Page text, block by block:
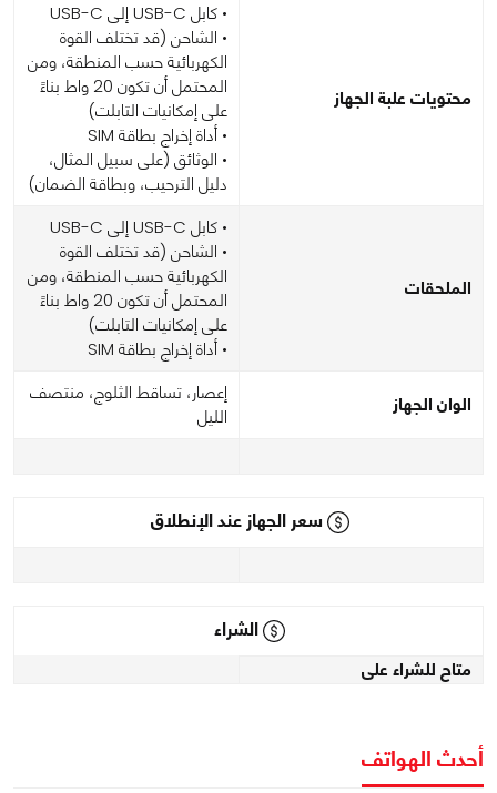
محتويات علبة الجهاز
• كابل USB-C إلى USB-C
• الشاحن (قد تختلف القوة
الكهربائية حسب المنطقة، ومن
المحتمل أن تكون 20 واط بناءً
على إمكانيات التابلت)
• أداة إخراج بطاقة SIM
• الوثائق (على سبيل المثال،
دليل الترحيب، وبطاقة الضمان)
الملحقات
• كابل USB-C إلى USB-C
• الشاحن (قد تختلف القوة
الكهربائية حسب المنطقة، ومن
المحتمل أن تكون 20 واط بناءً
على إمكانيات التابلت)
• أداة إخراج بطاقة SIM
الوان الجهاز
إعصار، تساقط الثلوج، منتصف
الليل
سعر الجهاز عند الإنطلاق
الشراء
متاح للشراء على
أحدث الهواتف